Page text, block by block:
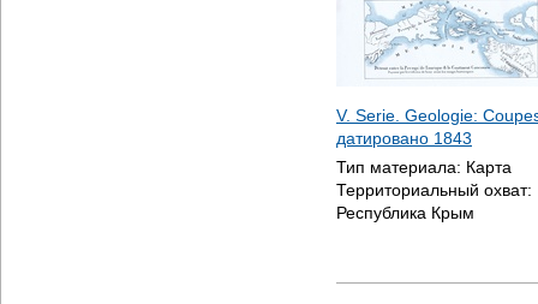
V. Serie. Geologie:
датировано 1843
Тип материала: Карта
Территориальный охват:
Республика Крым